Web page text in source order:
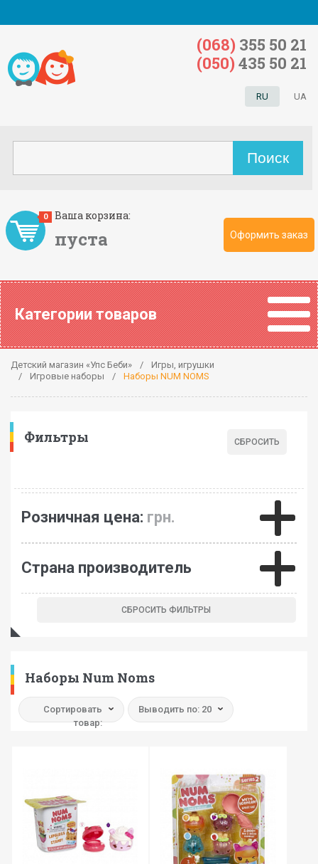
Ваша корзина:
пуста
0
Оформить заказ
RU UA
(068) 355 50 21
(050) 435 50 21
Категории товаров
Детский магазин «Упс Беби»
Игры, игрушки
Игровые наборы
Наборы NUM NOMS
Фильтры
Розничная цена: грн.
Страна производитель
Наборы Num Noms
Сортировать
товар:
Выводить по: 20